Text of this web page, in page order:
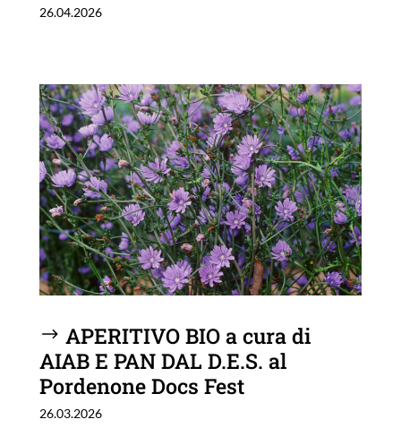
26.04.2026
APERITIVO BIO a cura di
AIAB E PAN DAL D.E.S. al
Pordenone Docs Fest
26.03.2026